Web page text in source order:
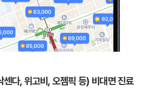
센다, 위고비, 오젬픽 등) 비대면 진료